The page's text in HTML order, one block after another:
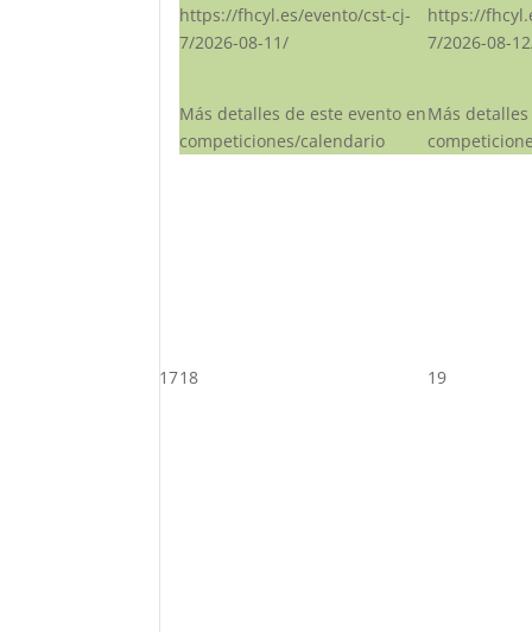
https://fhcyl.es/evento/cst-cj-
7/2026-08-11/
Más detalles de este evento en
competiciones/calendario
https://
7/2026-08-
Más
1718 19